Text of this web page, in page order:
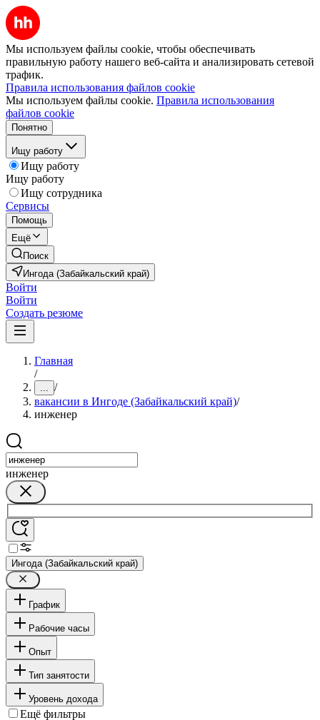
Мы используем файлы cookie, чтобы обеспечивать
правильную работу нашего веб-сайта и анализировать сетевой
трафик.
Правила использования файлов cookie
Мы используем файлы cookie. Правила использования
файлов cookie
Понятно
Ищу работу
Ищу работу
Ищу работу
Ищу сотрудника
Сервисы
Помощь
Ещё
Поиск
Ингода (Забайкальский край)
Войти
Войти
Создать резюме
Главная
/
... /
вакансии в Ингоде (Забайкальский край)/
инженер
инженер
Ингода (Забайкальский край)
График
Рабочие часы
Опыт
Тип занятости
Уровень дохода
Ещё фильтры